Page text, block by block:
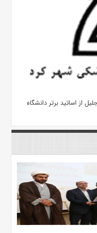
از اساتید برتر دانشگاه